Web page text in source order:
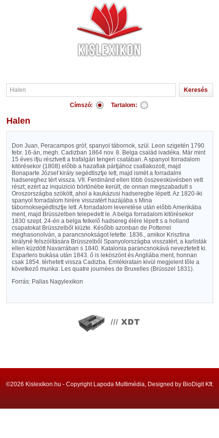
Címszó: Tartalom:
Halen
Don Juan, Peracampos gróf, spanyol tábornok, szül. Leon szigetén 1790
febr. 16-án, megh. Cadizban 1864 nov. 8. Belga család ivadéka. Már mint
15 éves ifju résztvett a trafalgári tengeri csatában. A spanyol forradalom
kitörésekor (1808) előbb a hazafiak pártjához csatlakozott, majd
Bonaparte József király segédtisztje lett, majd ismét a forradalmi
hadsereghez tért vissza. VII. Ferdinánd ellen több összeesküvésben vett
részt; ezért az inquizició börtönébe került, de onnan megszabadult s
Oroszországba szökött, ahol a kaukázusi hadseregbe lépett. Az 1820-iki
spanyol forradalom hirére visszatért hazájába s Mina
tábornoksegédtisztje lett. A forradalom leveretése után előbb Amerikába
ment, majd Brüsszelben telepedett le. A belga forradalom kitörésekor
1830 szept. 24-én a belga felkelő hadsereg élére lépett s a holland
csapatokat Brüsszelből kiüzte. Később azonban de Potterrel
meghasonolván, a parancsnokságot letette. 1836., amikor Krisztina
királyné felszólítására Brüsszelből Spanyolországba visszatért, a karlisták
ellen küzdött Navarrában s 1840. Katalonia parancsnokává neveztetett ki.
Espartero bukása után 1843. ő is leköszönt és Angliába ment, honnan
csak 1854. térhetett vissza Cadizba. Emlékiratain kivül megjelent tőle a
következő munka: Les quatre journées de Bruxelles (Brüsszel 1831).
Forrás: Pallas Nagylexikon
©2026 Kislexikon.hu - Copyright Lapoda Multimédia, Designed by BioDigit Kft.